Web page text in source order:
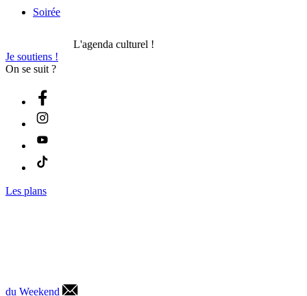
Soirée
L'agenda culturel !
Je soutiens !
On se suit ?
Les plans
du Weekend